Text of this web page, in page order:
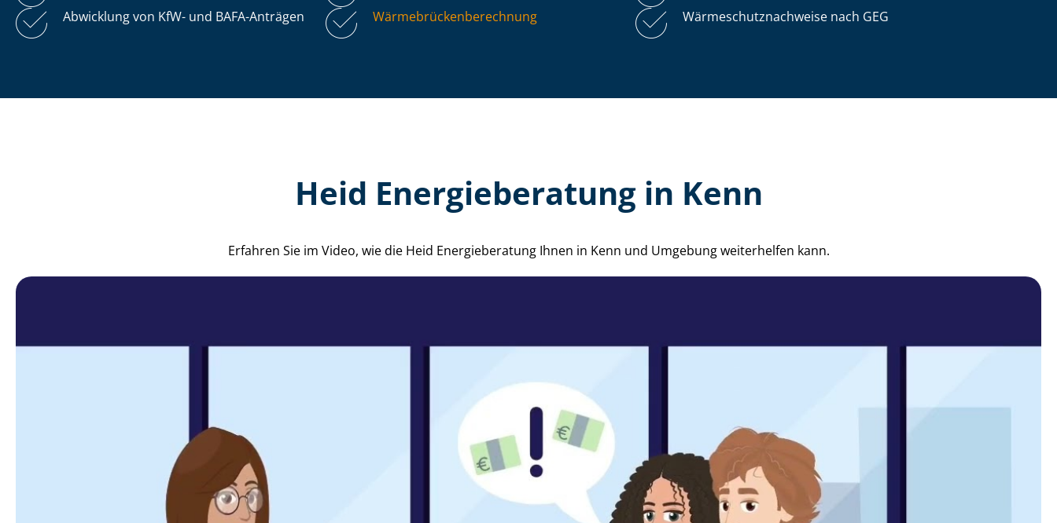
Abwicklung von KfW- und BAFA-Anträgen
Wär­me­brü­cken­be­rech­nung Wär­me­schutz­nach­wei­se nach GEG
Heid Energieberatung in Kenn
Erfahren Sie im Video, wie die Heid Energieberatung Ihnen in Kenn und Umgebung weiterhelfen kann.